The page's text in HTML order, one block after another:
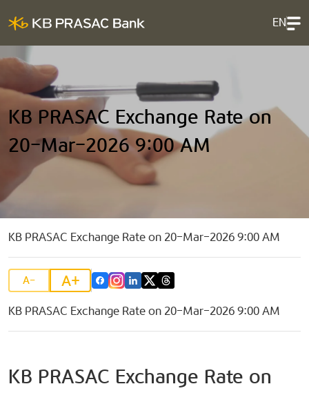
EN
KB PRASAC Exchange Rate on
20-Mar-2026 9:00 AM
KB PRASAC Exchange Rate on 20-Mar-2026 9:00 AM
A- A+
KB PRASAC Exchange Rate on 20-Mar-2026 9:00 AM
KB PRASAC Exchange Rate on